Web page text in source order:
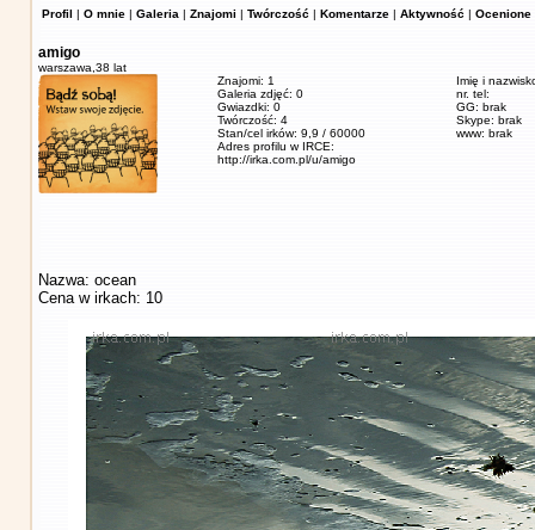
Profil | O mnie | Galeria | Znajomi | Twórczość | Komentarze | Aktywność | Ocenione
amigo
warszawa, 38 lat
Znajomi: 1
Galeria zdjęć: 0
Gwiazdki: 0
Twórczość: 4
Stan/cel irków: 9,9 / 60000
Adres profilu w IRCE:
http://irka.com.pl/u/amigo
Imię i
nr. tel:
GG: brak
Skype: brak
www: brak
Nazwa: ocean
Cena w irkach: 10